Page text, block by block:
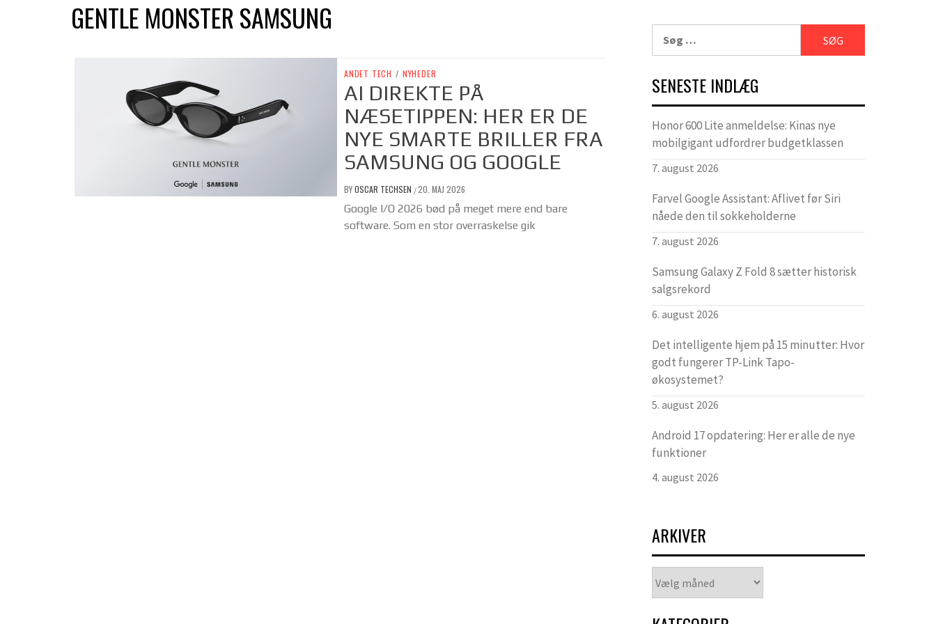
GENTLE MONSTER SAMSUNG
ANDET TECH / NYHEDER
AI DIREKTE PÅ
NÆSETIPPEN: HER ER DE
NYE SMARTE BRILLER FRA
SAMSUNG OG GOOGLE
BYOSCAR TECHSEN /20. MAJ 2026
Google I/O 2026 bød på meget mere end bare
software. Som en stor overraskelse gik
efter:
SENESTE INDLÆG
Honor 600 Lite anmeldelse: Kinas nye
mobilgigant udfordrer budgetklassen
7. august 2026
Farvel Google Assistant: Aflivet før Siri
nåede den til sokkeholderne
7. august 2026
Samsung Galaxy Z Fold 8 sætter historisk
salgsrekord
6. august 2026
Det intelligente hjem på 15 minutter: Hvor
godt fungerer TP-Link Tapo-
økosystemet?
5. august 2026
Android 17 opdatering: Her er alle de nye
funktioner
4. august 2026
ARKIVER